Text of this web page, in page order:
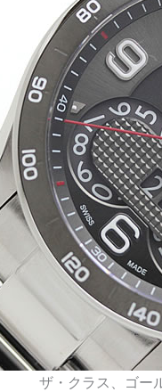
ザ・クラス、ゴー